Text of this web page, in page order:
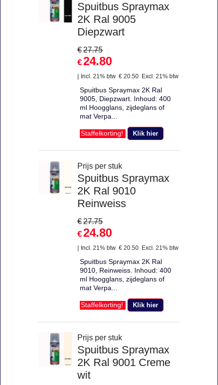
Spuitbus Spraymax
2K Ral 9005
Diepzwart
€27.75
€24.80
Incl. 21% btw € 20.50 Excl. 21% btw
Spuitbus Spraymax 2K Ral
9005, Diepzwart. Inhoud: 400
ml Hoogglans, zijdeglans of
mat Verpa...
Staffelkorting! Klik hier
Prijs per stuk
Spuitbus Spraymax
2K Ral 9010
Reinweiss
€27.75
€24.80
Incl. 21% btw € 20.50 Excl. 21% btw
Spuitbus Spraymax 2K Ral
9010, Reinweiss. Inhoud: 400
ml Hoogglans, zijdeglans of
mat Verpa...
Staffelkorting! Klik hier
Prijs per stuk
Spuitbus Spraymax
2K Ral 9001 Creme
wit